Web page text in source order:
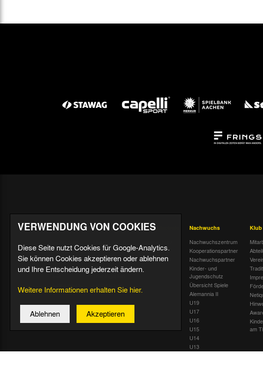
Aktuell
Termine
Tivoli Echo
Dauerkarten-
Profis
Trainer
Spiele & Tabelle
Statistik
Fußballschule
Über uns &
Kontakt
Nachwuchs
Nachwuchszentrum
Kooperationspartner
Nachwuchspartner
Kinder- und
Jugendschutz
Übersicht Spiele
Alemannia II
U19
U17
U16
U15
U14
U13
Klub
am
VERWENDUNG VON COOKIES
Diese Seite nutzt Cookies für Google-Analytics.
Sie können Cookies akzeptieren oder ablehnen
und Ihre Entscheidung jederzeit ändern.
Weitere Informationen erhalten Sie hier.
Ablehnen Akzeptieren